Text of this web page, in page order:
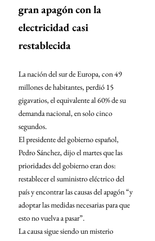
gran apagón con la
electricidad casi
restablecida
La nación del sur de Europa, con 49
millones de habitantes, perdió 15
gigavatios, el equivalente al 60% de su
demanda nacional, en solo cinco
segundos.
El presidente del gobierno español,
Pedro Sánchez, dijo el martes que las
prioridades del gobierno eran dos:
restablecer el suministro eléctrico del
país y encontrar las causas del apagón “y
adoptar las medidas necesarias para que
esto no vuelva a pasar”.
La causa sigue siendo un misterio